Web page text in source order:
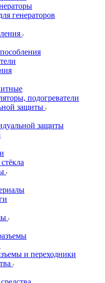
генераторов
подогреватели
защиты
защиты
и переходники